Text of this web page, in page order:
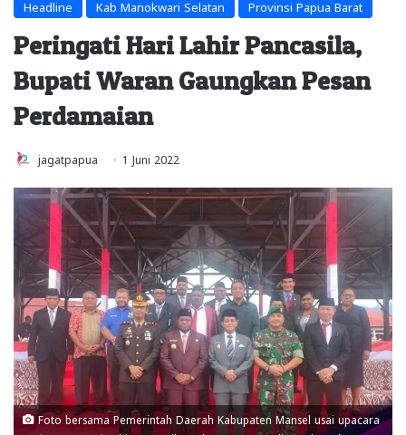
Headline Kab Manokwari Selatan Provinsi Papua Barat
Peringati Hari Lahir Pancasila,
Bupati Waran Gaungkan Pesan
Perdamaian
jagatpapua 1 Juni 2022
Foto bersama Pemerintah Daerah Kabupaten Mansel usai upacara